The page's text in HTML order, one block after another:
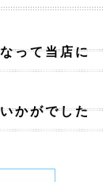
って当店に
かがでした